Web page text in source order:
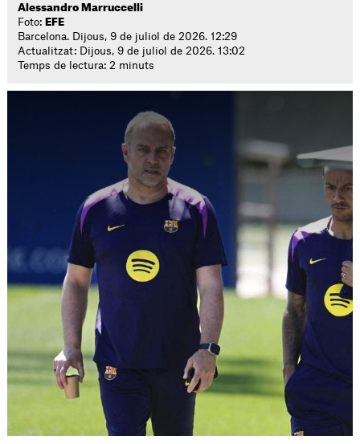
Alessandro Marruccelli
Foto: EFE
Barcelona. Dijous, 9 de juliol de 2026. 12:29
Actualitzat: Dijous, 9 de juliol de 2026. 13:02
Temps de lectura: 2 minuts